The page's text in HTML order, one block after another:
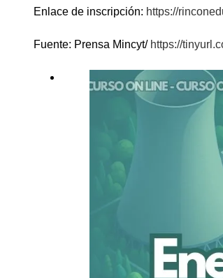
Enlace de inscripción: https://
Fuente: Prensa Mincyt/ https://